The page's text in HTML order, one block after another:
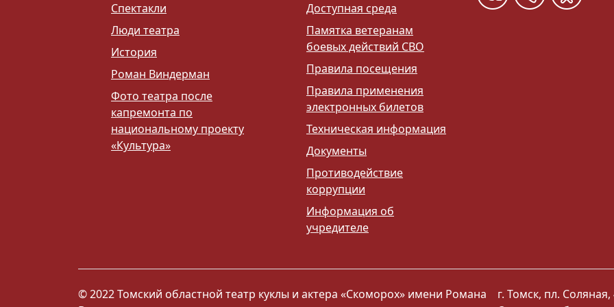
Спектакли
Люди театра
История
Роман Виндерман
Фото театра после
капремонта по
национальному проекту
«Культура»
Доступная среда
Памятка ветеранам
боевых действий СВО
Правила посещения
Правила применения
электронных билетов
Техническая информация
Документы
Противодействие
коррупции
Информация об
учредителе
© 2022 Томский областной театр куклы и актера «Скоморох» имени Романа
г. Томск, пл. Соляная,